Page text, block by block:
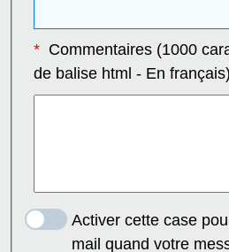
*Commentaires (1000
de balise html - En
Activer cette case
mail quand votre